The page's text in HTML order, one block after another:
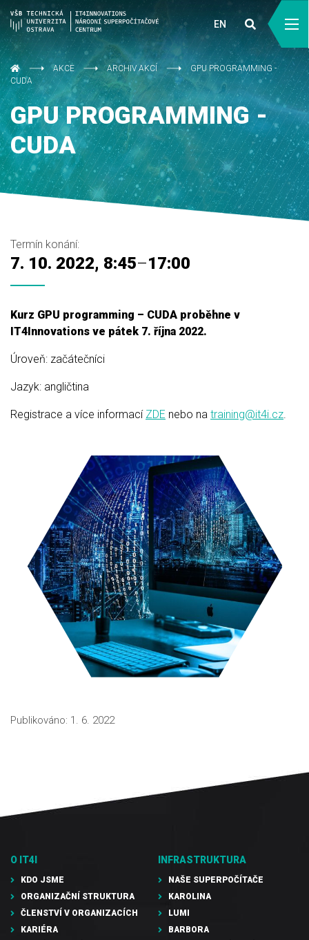
EN
AKCE ARCHIV AKCÍ
GPU PROGRAMMING -
CUDA
GPU PROGRAMMING -
CUDA
Termín konání:
7. 10. 2022, 8:45–17:00
Kurz GPU programming – CUDA proběhne v
IT4Innovations ve pátek 7. října 2022.
Úroveň: začátečníci
Jazyk: angličtina
Registrace a více informací ZDE nebo na training@it4i.cz.
Publikováno: 1. 6. 2022
O IT4I
KDO JSME
ORGANIZAČNÍ STRUKTURA
ČLENSTVÍ V ORGANIZACÍCH
KARIÉRA
INFRASTRUKTURA
NAŠE SUPERPOČÍTAČE
KAROLINA
LUMI
BARBORA